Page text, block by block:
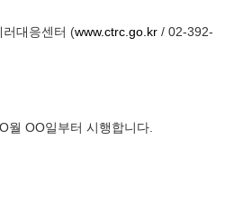
러대응센터 (www.ctrc.go.kr / 02-392-
월 OO일부터 시행합니다.